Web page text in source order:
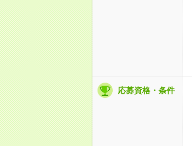
応募資格・条件